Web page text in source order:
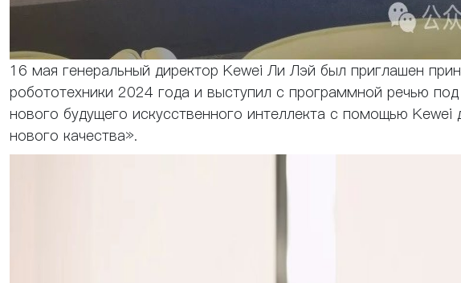
16 мая генеральный директор Kewei Ли Лэй был приглашен
робототехники 2024 года и выступил с программной речью
нового будущего искусственного интеллекта с помощью Kewei
нового качества».